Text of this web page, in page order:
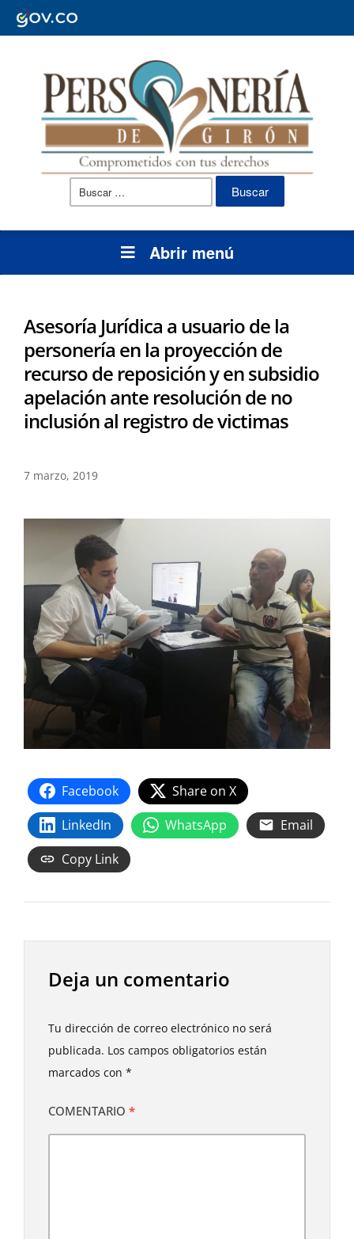
Buscar:
Abrir menú
Asesoría Jurídica a usuario de la
personería en la proyección de
recurso de reposición y en subsidio
apelación ante resolución de no
inclusión al registro de victimas
7 marzo, 2019
Facebook
Share on X
LinkedIn
WhatsApp
Email
Copy Link
Deja un comentario
Tu dirección de correo electrónico no será
publicada. Los campos obligatorios están
marcados con *
COMENTARIO *